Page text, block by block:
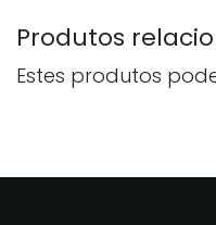
Produtos
Estes produtos